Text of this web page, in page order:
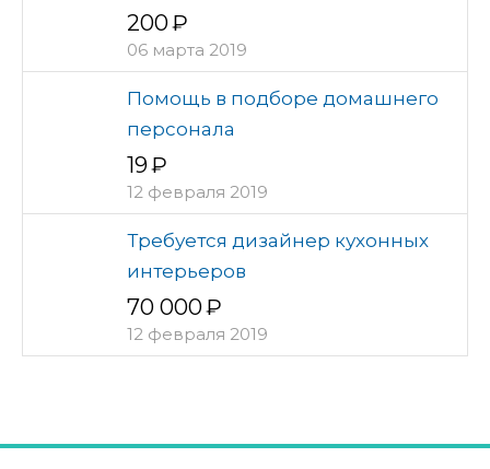
200
06 марта 2019
Помощь в подборе домашнего
персонала
19
12 февраля 2019
Требуется дизайнер кухонных
интерьеров
70 000
12 февраля 2019